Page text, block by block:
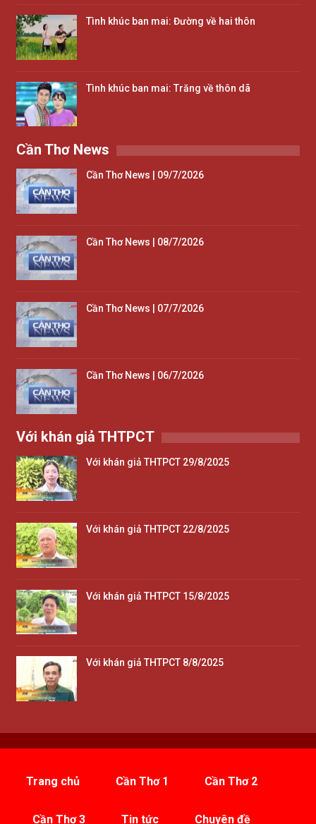
Tình khúc ban mai: Đường về hai thôn
Tình khúc ban mai: Trăng về thôn dã
Cần Thơ News
Cần Thơ News | 09/7/2026
Cần Thơ News | 08/7/2026
Cần Thơ News | 07/7/2026
Cần Thơ News | 06/7/2026
Với khán giả THTPCT
Với khán giả THTPCT 29/8/2025
Với khán giả THTPCT 22/8/2025
Với khán giả THTPCT 15/8/2025
Với khán giả THTPCT 8/8/2025
Trang chủ Cần Thơ 1 Cần Thơ 2
Cần Thơ 3 Tin tức Chuyên đề